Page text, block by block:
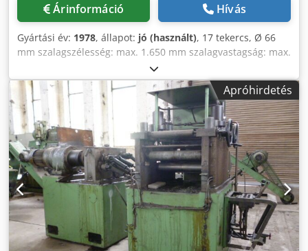
Árinformáció Hívás
Gyártási év: 1978, állapot: jó (használt), 17 tekercs, Ø 66
mm szalagszélesség: max. 1.650 mm szalagvastagság: max.
3,5 mm Codpfobifp Usx Apnerf
Apróhirdetés